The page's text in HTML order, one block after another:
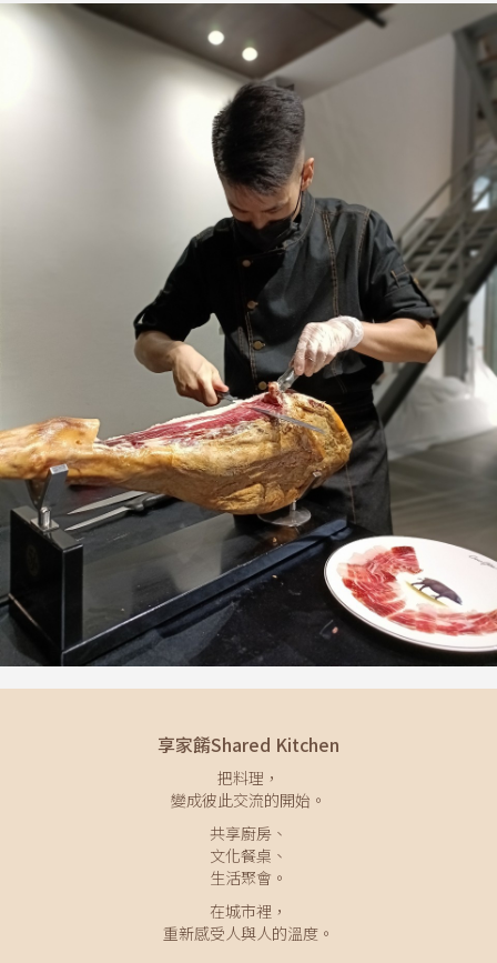
享家餚Shared Kitchen
把料理，
變成彼此交流的開始。
共享廚房、
文化餐桌、
生活聚會。
在城市裡，
重新感受人與人的溫度。